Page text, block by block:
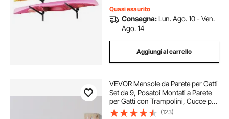
Quasi esaurito
Consegna: Lun. Ago. 10 - Ven.
Ago. 14
Aggiungi al carrello
VEVOR Mensole da Parete per Gatti
Set da 9, Posatoi Montati a Parete
per Gatti con Trampolini, Cucce per
gatti, Amache, Set di Mobili da
(123)